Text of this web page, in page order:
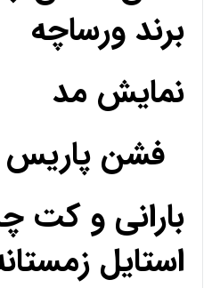
برند ورساچه
نمایش مد
فشن پاریس
بارانی و کت
استایل